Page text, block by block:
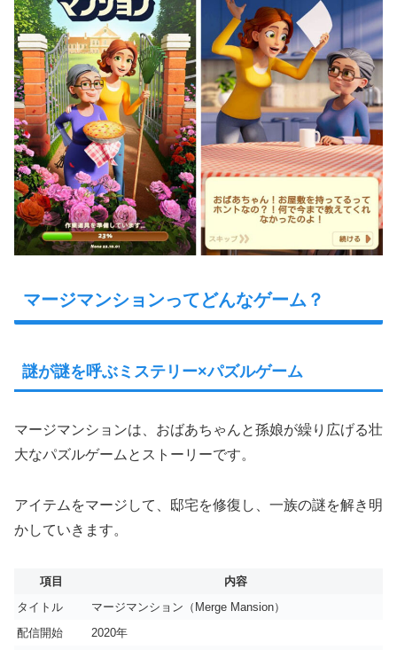
マージマンションってどんなゲーム？
謎が謎を呼ぶミステリー×パズルゲーム
マージマンションは、おばあちゃんと孫娘が繰り広げる壮
大なパズルゲームとストーリーです。
アイテムをマージして、邸宅を修復し、一族の謎を解き明
かしていきます。
項目
内容
タイトル
マージマンション（Merge Mansion）
配信開始
2020年